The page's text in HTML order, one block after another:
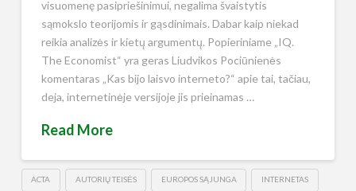
visuomenę pasipriešinimui, negalima švaistytis
sąmokslo teorijomis ir gąsdinimais. Dabar kaip niekad
reikia analizės ir kietų argumentų. Popieriniame „IQ.
The Economist“ yra geras Liudvikos Pociūnienės
komentaras „Kas bijo laisvo interneto?“ apie tai, tačiau,
deja, internetinėje versijoje jis prieinamas …
Read More
ACTA AUTORIŲ TEISĖS EUROPOS SĄJUNGA INTERNETAS